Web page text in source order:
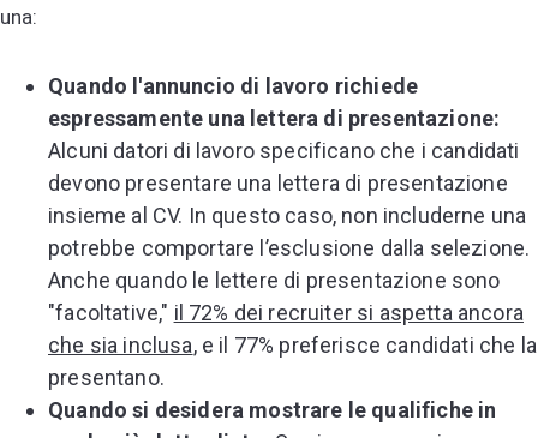
una:
Quando l'annuncio di lavoro richiede
espressamente una lettera di presentazione:
Alcuni datori di lavoro specificano che i candidati
devono presentare una lettera di presentazione
insieme al CV. In questo caso, non includerne una
potrebbe comportare l’esclusione dalla selezione.
Anche quando le lettere di presentazione sono
"facoltative," il 72% dei recruiter si aspetta ancora
che sia inclusa, e il 77% preferisce candidati che la
presentano.
Quando si desidera mostrare le qualifiche in